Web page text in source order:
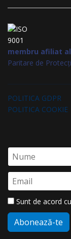
membru afiliat al
Paritare de
POLITICA GDPR
POLITICA COOKIE
Sunt de acord cu
Abonează-te